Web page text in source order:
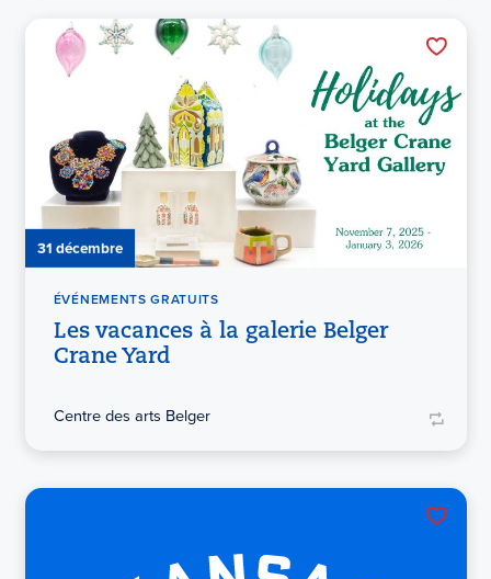
31 décembre
ÉVÉNEMENTS GRATUITS
Les vacances à la galerie Belger
Crane Yard
Centre des arts Belger